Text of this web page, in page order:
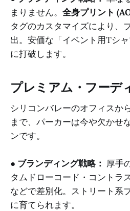
まりません。 全身プリント
タグのカスタマイズにより、
出。安価な「イベント用Tシ
に打破します。
プレミアム・フーデ
シリコンバレーのオフィスか
まで、パーカーは今や欠かせ
ンです。
● ブランディング戦略： 厚手
タムドローコード・コントラ
などで差別化。ストリート系
に育てられます。